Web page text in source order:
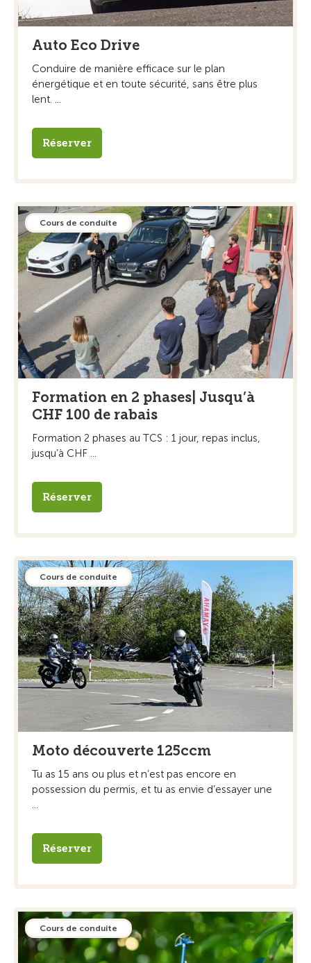
Auto Eco Drive
Conduire de manière efficace sur le plan
énergétique et en toute sécurité, sans être plus
lent. ...
Réserver
Cours de conduite
Formation en 2 phases| Jusqu’à
CHF 100 de rabais
Formation 2 phases au TCS : 1 jour, repas inclus,
jusqu’à CHF ...
Réserver
Cours de conduite
Moto découverte 125ccm
Tu as 15 ans ou plus et n’est pas encore en
possession du permis, et tu as envie d’essayer une
...
Réserver
Cours de conduite